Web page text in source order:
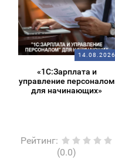
14.08.2026
«1С:Зарплата и
управление персоналом
для начинающих»
Рейтинг:
(0.0)